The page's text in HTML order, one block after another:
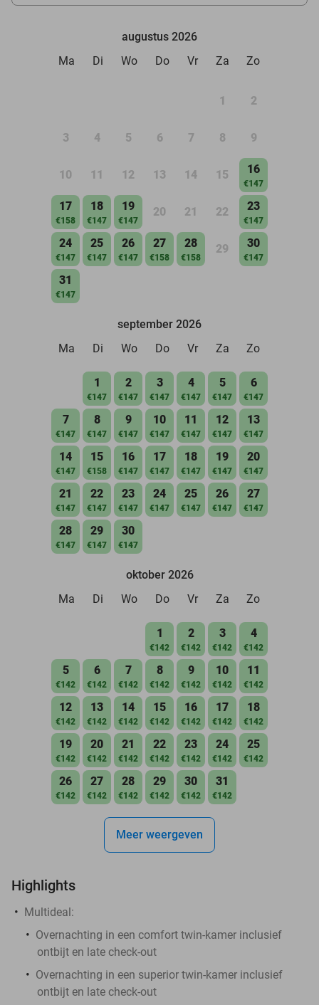
augustus 2026
Ma
Di Wo Do Vr Za Zo
1 2
3 4 5 6 7 8 9
10 11 12 13 14 15 16
€147
17
€158
18
€147
19
€147
20 21 22 23
€147
24
€147
25
€147
26
€147
27
€158
28
€158
29 30
€147
31
€147
september 2026
Ma
Di Wo Do Vr Za Zo
1
€147
2
€147
3
€147
4
€147
5
€147
6
€147
7
€147
8
€147
9
€147
10
€147
11
€147
12
€147
13
€147
14
€147
15
€158
16
€147
17
€147
18
€147
19
€147
20
€147
21
€147
22
€147
23
€147
24
€147
25
€147
26
€147
27
€147
28
€147
29
€147
30
€147
oktober 2026
Ma
Di Wo Do Vr Za Zo
1
€142
2
€142
3
€142
4
€142
5
€142
6
€142
7
€142
8
€142
9
€142
10
€142
11
€142
12
€142
13
€142
14
€142
15
€142
16
€142
17
€142
18
€142
19
€142
20
€142
21
€142
22
€142
23
€142
24
€142
25
€142
26
€142
27
€142
28
€142
29
€142
30
€142
31
€142
Meer weergeven
Highlights
Multideal:
Overnachting in een comfort twin-kamer inclusief
ontbijt en late check-out
Overnachting in een superior twin-kamer inclusief
ontbijt en late check-out